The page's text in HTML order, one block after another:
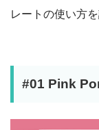
レートの使い方
#01 Pink